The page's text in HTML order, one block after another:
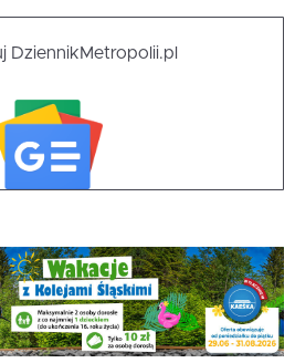
DziennikMetropolii.pl